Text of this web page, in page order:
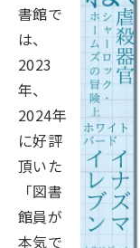
書館で
は、
2023
年、
2024年
に好評
頂いた
「図書
館員が
本気で